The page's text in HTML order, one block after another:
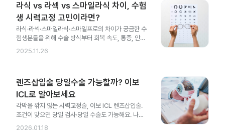
라식 vs 라섹 vs 스마일라식 차이, 수험
생 시력교정 고민이라면?
라식·라섹·스마일라식·스마일프로의 차이가 궁금한 수
험생분들을 위해 수술 방식부터 회복 속도, 통증, 안전
성 차이까지 한 번에 정리했어요.
2025.11.26
렌즈삽입술 당일수술 가능할까? 이보
ICL로 알아보세요
각막을 깎지 않는 시력교정술, 이보 ICL 렌즈삽입술.
조건이 맞으면 당일 검사·당일 수술도 가능해요. 나에
게도 가능한지 지금 확인해 보세요.
2026.01.18